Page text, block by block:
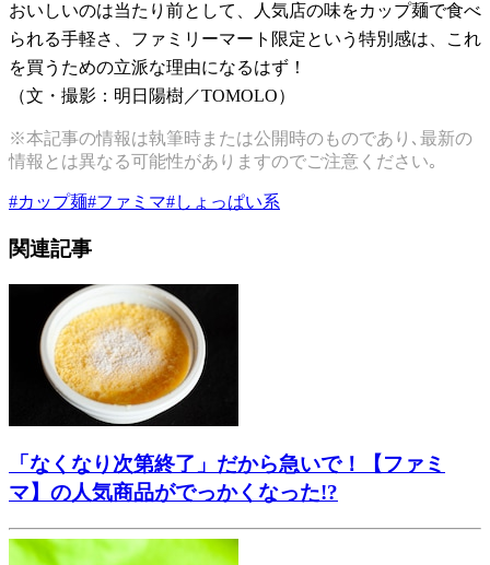
おいしいのは当たり前として、人気店の味をカップ麺で食べ
られる手軽さ、ファミリーマート限定という特別感は、これ
を買うための立派な理由になるはず！
（文・撮影：明日陽樹／TOMOLO）
※本記事の情報は執筆時または公開時のものであり､最新の
情報とは異なる可能性がありますのでご注意ください｡
#カップ麺#ファミマ#しょっぱい系
関連記事
「なくなり次第終了」だから急いで！【ファミ
マ】の人気商品がでっかくなった!?